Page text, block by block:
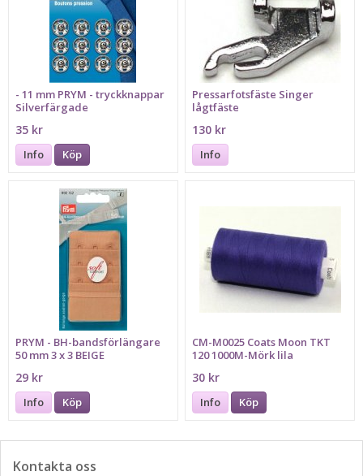
- 11 mm PRYM - tryckknappar
Silverfärgade
35 kr
Info Köp
Pressarfotsfäste Singer
lågtfäste
130 kr
Info
PRYM - BH-bandsförlängare
50 mm 3 x 3 BEIGE
29 kr
Info Köp
CM-M0025 Coats Moon TKT
120 1000M-Mörk lila
30 kr
Info Köp
Kontakta oss